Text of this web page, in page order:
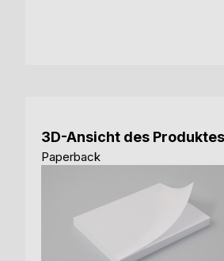
3D-Ansicht des
Paperback